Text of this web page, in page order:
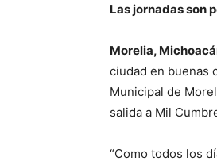
Las jornadas son
Morelia,
ciudad en buenas
Municipal de
salida a Mil
“Como todos los